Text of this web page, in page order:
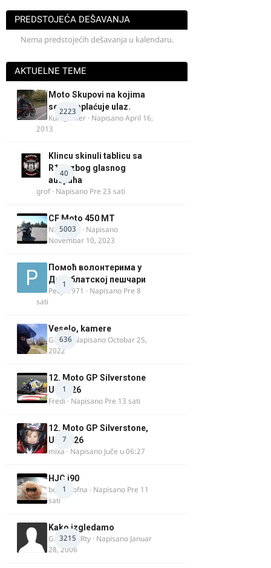
PREDSTOJEĆA DEŠAVANJA
Nema predstojećih dešavanja u kalendaru.
AKTUELNE TEME
2223
Moto Skupovi na kojima
se ne naplaćuje ulaz.
Kum_Mixer · NapisanoApril 16,
2013
40
Klincu skinuli tablicu sa
R125 zbog glasnog
auspuha
grof· Napisano Pre 23 sati
5003
CF Moto 450 MT
NIKOLA 1
· Napisano
Novembar 10, 2023
1
Помоћ волонтерима у
Делиблатској пешчари
Pedja1971 · Napisano Pre 8
sati
636
Veselo, kamere
GR 46· NapisanoOctobar 25,
2022
1
12. Moto GP Silverstone
UK 2026
Fredi · Napisano Pre 13 sati
7
12. Moto GP Silverstone,
UK, 2026
mixa · Napisano Juče u 06:27
1
HJC i90
bobi_krofna · Napisano Pre 11
sati
3215
Kako izgledamo
Guest diRRty · Napisano Januar
28, 2006